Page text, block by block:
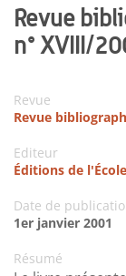
Revue
n° XVIII/
Revue
Revue
Editeur
Éditions de
Date de
1er janvier 2001
Résumé